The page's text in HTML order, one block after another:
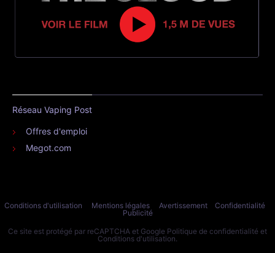
Réseau Vaping Post
Offres d'emploi
Megot.com
Conditions d'utilisation Mentions légales Avertissement
Confidentialité
Publicité
Ce site est protégé par reCAPTCHA et Google Politique de confidentialité et
Conditions d'utilisation.